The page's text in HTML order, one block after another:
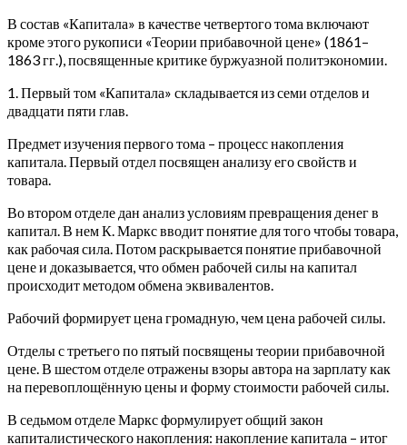
В состав «Капитала» в качестве четвертого тома включают
кроме этого рукописи «Теории прибавочной цене» (1861–
1863 гг.), посвященные критике буржуазной политэкономии.
1. Первый том «Капитала» складывается из семи отделов и
двадцати пяти глав.
Предмет изучения первого тома – процесс накопления
капитала. Первый отдел посвящен анализу его свойств и
товара.
Во втором отделе дан анализ условиям превращения денег в
капитал. В нем К. Маркс вводит понятие для того чтобы товара,
как рабочая сила. Потом раскрывается понятие прибавочной
цене и доказывается, что обмен рабочей силы на капитал
происходит методом обмена эквивалентов.
Рабочий формирует цена громадную, чем цена рабочей силы.
Отделы с третьего по пятый посвящены теории прибавочной
цене. В шестом отделе отражены взоры автора на зарплату как
на перевоплощённую цены и форму стоимости рабочей силы.
В седьмом отделе Маркс формулирует общий закон
капиталистического накопления: накопление капитала – итог